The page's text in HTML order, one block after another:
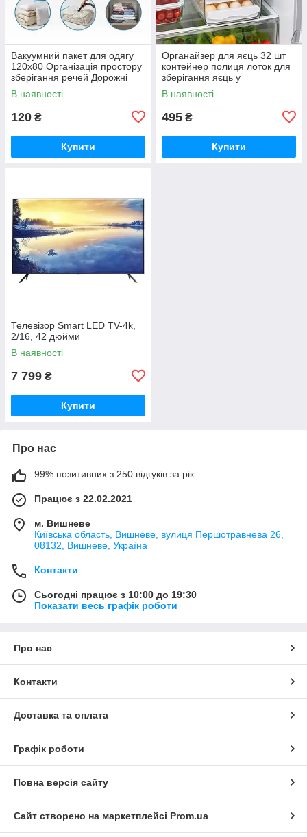
Вакуумний пакет для одягу
120x80 Організація простору
зберігання речей Дорожні
пакети для речей 80x60
В наявності
120 ₴
Купити
Органайзер для яєць 32 шт
контейнер полиця лоток для
зберігання яєць у
холодильнику
В наявності
495 ₴
Купити
Телевізор Smart LED TV-4k,
2/16, 42 дюйми
В наявності
7 799 ₴
Купити
Про нас
99% позитивних з 250 відгуків за рік
Працює з 22.02.2021
м. Вишневе
Київська область, Вишневе, вулиця Першотравнева 26,
08132, Вишневе, Україна
Контакти
Сьогодні працює з 10:00 до 19:30
Показати весь графік роботи
Про нас
Контакти
Доставка та оплата
Графік роботи
Повна версія сайту
Сайт створено на маркетплейсі Prom.ua